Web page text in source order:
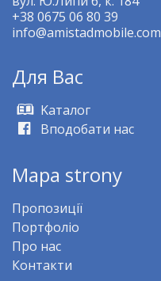
+38 0675 06 80 39
info@amistadmobile.com
Для Bас
Kаталог
Вподобати нас
Mapa strony
Пропозиції
Портфоліо
Про нас
Контакти